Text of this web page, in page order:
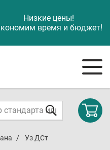
Низкие цены!
время и бюджет!
Уз ДСт